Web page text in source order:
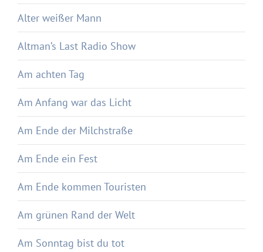
Alter weißer Mann
Altman’s Last Radio Show
Am achten Tag
Am Anfang war das Licht
Am Ende der Milchstraße
Am Ende ein Fest
Am Ende kommen Touristen
Am grünen Rand der Welt
Am Sonntag bist du tot